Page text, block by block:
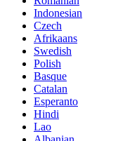
Indonesian
Czech
Afrikaans
Swedish
Polish
Basque
Catalan
Esperanto
Hindi
Lao